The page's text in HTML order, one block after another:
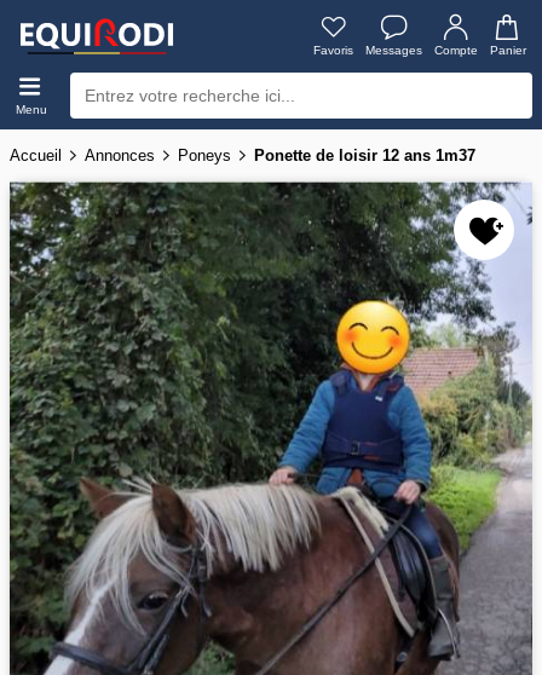
Favoris Messages Compte Panier
Menu
Accueil Annonces Poneys Ponette de loisir 12 ans 1m37